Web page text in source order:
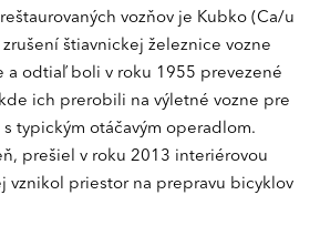
vozňov je Kubko (Ca/u
štiavnickej železnice vozne
a odtiaľ boli v roku 1955 prevezené
ich prerobili na výletné vozne pre
typickým otáčavým operadlom.
prešiel v roku 2013 interiérovou
vznikol priestor na prepravu bicyklov